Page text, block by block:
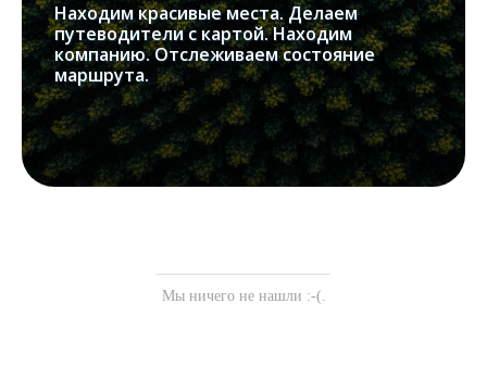
Находим красивые места. Делаем
путеводители с картой. Находим
компанию. Отслеживаем состояние
маршрута.
Мы ничего не нашли :-(.